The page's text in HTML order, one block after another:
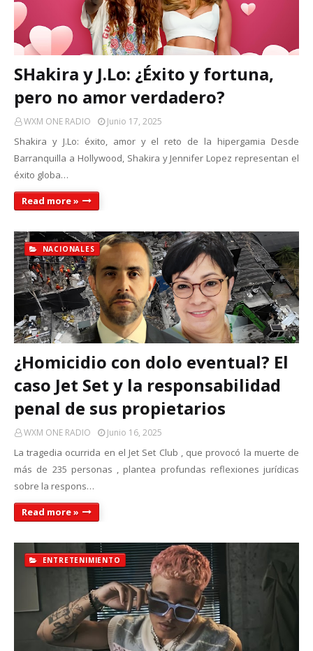
SHakira y J.Lo: ¿Éxito y fortuna,
pero no amor verdadero?
WXM ONE RADIO Junio 17, 2025
Shakira y J.Lo: éxito, amor y el reto de la hipergamia Desde
Barranquilla a Hollywood, Shakira y Jennifer Lopez representan el
éxito globa…
Read more »
NACIONALES
¿Homicidio con dolo eventual? El
caso Jet Set y la responsabilidad
penal de sus propietarios
WXM ONE RADIO Junio 16, 2025
La tragedia ocurrida en el Jet Set Club , que provocó la muerte de
más de 235 personas , plantea profundas reflexiones jurídicas
sobre la respons…
Read more »
ENTRETENIMIENTO